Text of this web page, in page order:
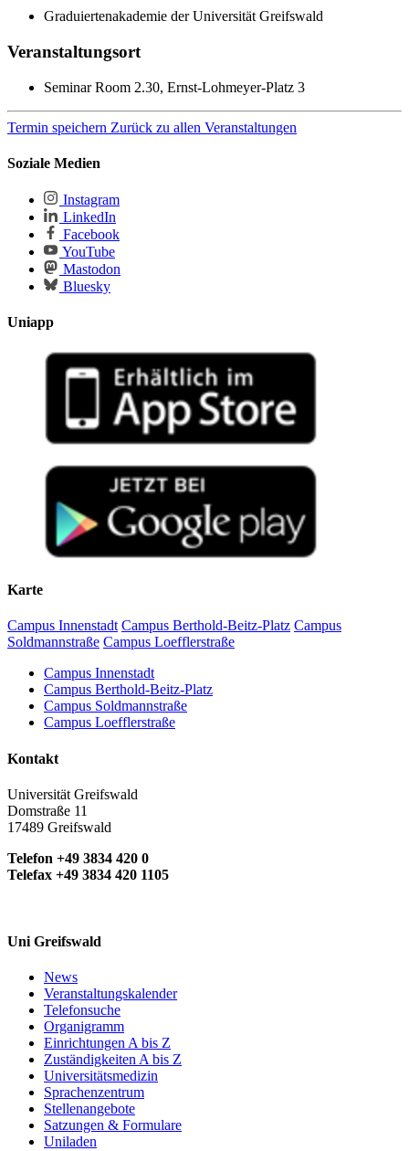
Graduiertenakademie der Universität Greifswald
Veranstaltungsort
Seminar Room 2.30, Ernst-Lohmeyer-Platz 3
Termin speichern Zurück zu allen Veranstaltungen
Soziale Medien
Instagram
LinkedIn
Facebook
YouTube
Mastodon
Bluesky
Uniapp
Karte
Campus Innenstadt Campus Berthold-Beitz-Platz Campus
Soldmannstraße Campus Loefflerstraße
Campus Innenstadt
Campus Berthold-Beitz-Platz
Campus Soldmannstraße
Campus Loefflerstraße
Kontakt
Universität Greifswald
Domstraße 11
17489 Greifswald
Telefon +49 3834 420 0
Telefax +49 3834 420 1105
Uni Greifswald
News
Veranstaltungskalender
Telefonsuche
Organigramm
Einrichtungen A bis Z
Zuständigkeiten A bis Z
Universitätsmedizin
Sprachenzentrum
Stellenangebote
Satzungen & Formulare
Uniladen